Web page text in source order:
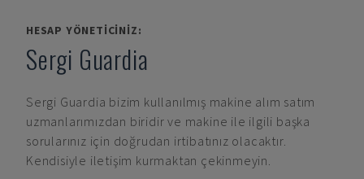
HESAP YÖNETICINIZ:
Sergi Guardia
Sergi Guardia bizim kullanılmış makine alım satım
uzmanlarımızdan biridir ve makine ile ilgili başka
sorularınız için doğrudan irtibatınız olacaktır.
Kendisiyle iletişim kurmaktan çekinmeyin.